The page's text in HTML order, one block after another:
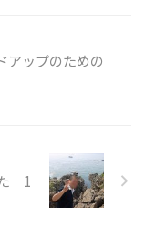
ップのための
た 1